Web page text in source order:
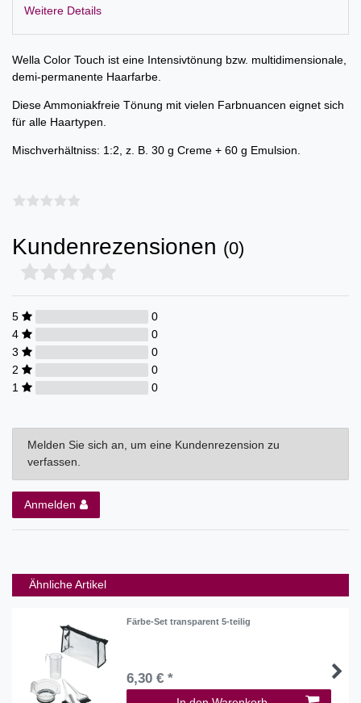
Weitere Details
Wella Color Touch ist eine Intensivtönung bzw. multidimensionale,
demi-permanente Haarfarbe.
Diese Ammoniakfreie Tönung mit vielen Farbnuancen eignet sich
für alle Haartypen.
Mischverhältniss: 1:2, z. B. 30 g Creme + 60 g Emulsion.
Kundenrezensionen (0)
5
0
4
0
3
0
2
0
1
0
Melden Sie sich an, um eine Kundenrezension zu
verfassen.
Anmelden
Ähnliche Artikel
Färbe-Set transparent 5-teilig
6,30 € *